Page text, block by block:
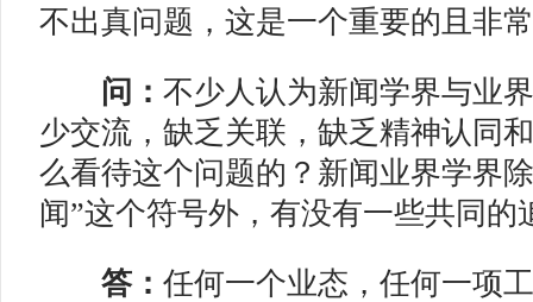
不出真问题，这是一个重要的且非
问： 不少人认为新闻学界与业
少交流，缺乏关联，缺乏精神认同
么看待这个问题的？新闻业界学界
闻”这个符号外，有没有一些共同的
答： 任何一个业态，任何一项